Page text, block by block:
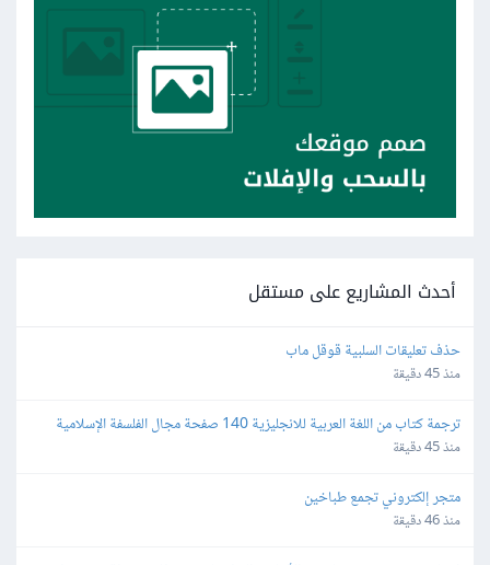
أحدث المشاريع على مستقل
حذف تعليقات السلبية قوقل ماب
منذ 45 دقيقة
وعلم الكلام المعاصر
منذ 45 دقيقة
متجر إلكتروني تجمع طباخين
منذ 46 دقيقة